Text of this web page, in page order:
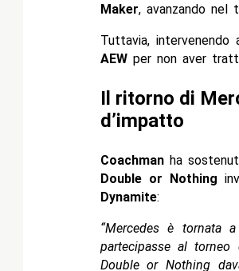
Maker, avanzando nel
Tuttavia, intervenendo
AEWper non aver
Il ritorno di
d’impatto
Coachmanha
Double or Nothing
Dynamite:
“Mercedes è tornata
partecipasse al
Double or Nothing